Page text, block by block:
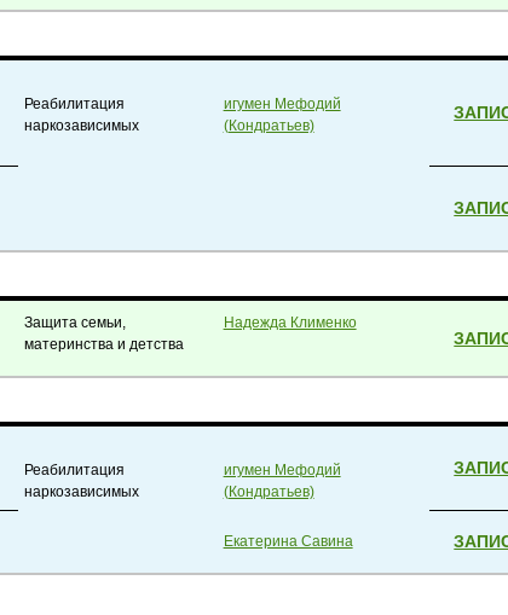
Реабилитация
наркозависимых
игумен Мефодий
(Кондратьев)
Защита семьи,
материнства и детства
Надежда Клименко
Реабилитация
наркозависимых
игумен Мефодий
(Кондратьев)
Екатерина Савина